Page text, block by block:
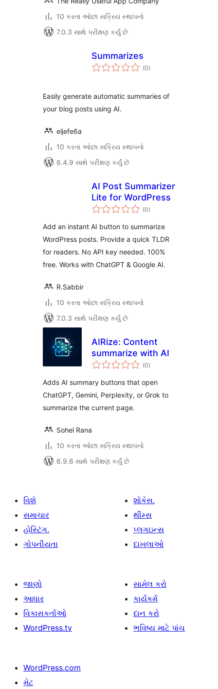
10 કરતા ઓછા સક્રિય સ્થાપનો
7.0.3 સાથે પરીક્ષણ કર્યું છે
Summarizes
(0કુલ
રેટિંગ્સ
)
Easily generate automatic summaries of
your blog posts using AI.
eljefe6a
10 કરતા ઓછા સક્રિય સ્થાપનો
6.4.9 સાથે પરીક્ષણ કર્યું છે
AI Post Summarizer
Lite for WordPress
(0કુલ
રેટિંગ્સ
)
Add an instant AI button to summarize
WordPress posts. Provide a quick TLDR
for readers. No API key needed. 100%
free. Works with ChatGPT & Google AI.
R.Sabbir
10 કરતા ઓછા સક્રિય સ્થાપનો
7.0.3 સાથે પરીક્ષણ કર્યું છે
AIRize: Content
summarize with AI
(0કુલ
રેટિંગ્સ
)
Adds AI summary buttons that open
ChatGPT, Gemini, Perplexity, or Grok to
summarize the current page.
Sohel Rana
10 કરતા ઓછા સક્રિય સ્થાપનો
6.9.6 સાથે પરીક્ષણ કર્યું છે
વિશે
સમાચાર
હોસ્ટિંગ.
ગોપનીયતા
શોકેસ.
થીમ્સ
પ્લગઇન્સ
દાખલાઓ
જાણો
આધાર
વિકાસકર્તાઓ
WordPress.tv
સામેલ કરો
કાર્યકર્મ
દાન કરો
ભવિષ્ય માટે પાંચ
WordPress.com
મેટ